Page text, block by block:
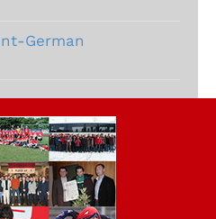
German